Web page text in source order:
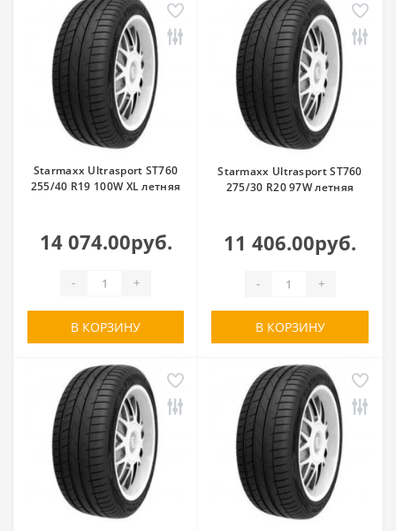
Starmaxx Ultrasport ST760
255/40 R19 100W XL летняя
14 074.00руб.
- +
В КОРЗИНУ
Starmaxx Ultrasport ST760
275/30 R20 97W летняя
11 406.00руб.
- +
В КОРЗИНУ